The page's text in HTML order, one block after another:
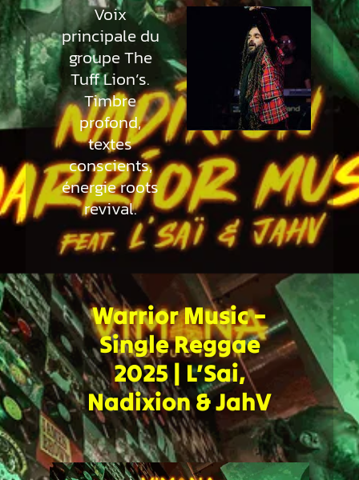
Voix
principale du
groupe The
Tuff Lion’s.
Timbre
profond,
textes
conscients,
énergie roots
revival.
Warrior Music –
Single Reggae
2025 | L’Sai,
Nadixion & JahV